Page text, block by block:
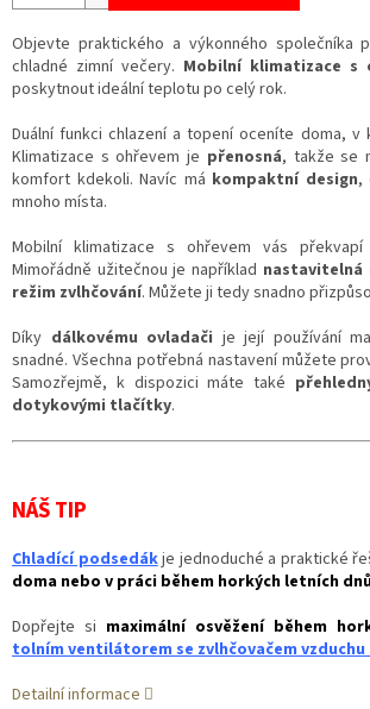
Objevte praktického a výkonného společníka
chladné zimní večery. Mobilní klimatizace s
poskytnout ideální teplotu po celý rok.
Duální funkci chlazení a topení oceníte doma, v
Klimatizace s ohřevem je přenosná, takže se
komfort kdekoli. Navíc má kompaktní design,
mnoho místa.
Mobilní klimatizace s ohřevem vás
Mimořádně užitečnou je například nastavitelná
režim zvlhčování. Můžete ji tedy snadno
Díky dálkovému ovladači je její používání
snadné. Všechna potřebná nastavení můžete
Samozřejmě, k dispozici máte také
dotykovými tlačítky.
NÁŠ TIP
Chladící podsedákje jednoduché a praktické
doma nebo v práci během horkých letních
Dopřejte si maximální osvěžení během
tolním ventilátorem se zvlhčovačem
Detailní informace